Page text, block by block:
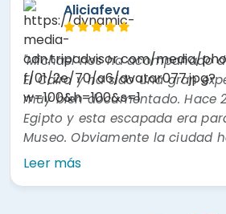
Aliciafeva
nos ha acompañado
Cairo y ha sido una gran
bien documentado. Hace 20
y esta escapada era para
Obviamente la ciudad ha
sus explicaciones,
han sumado a nuestro
más